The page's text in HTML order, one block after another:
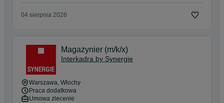
04 sierpnia 2026
Magazynier (m/k/x)
Interkadra by Synergie
Warszawa, Włochy
Praca dodatkowa
Umowa zlecenie